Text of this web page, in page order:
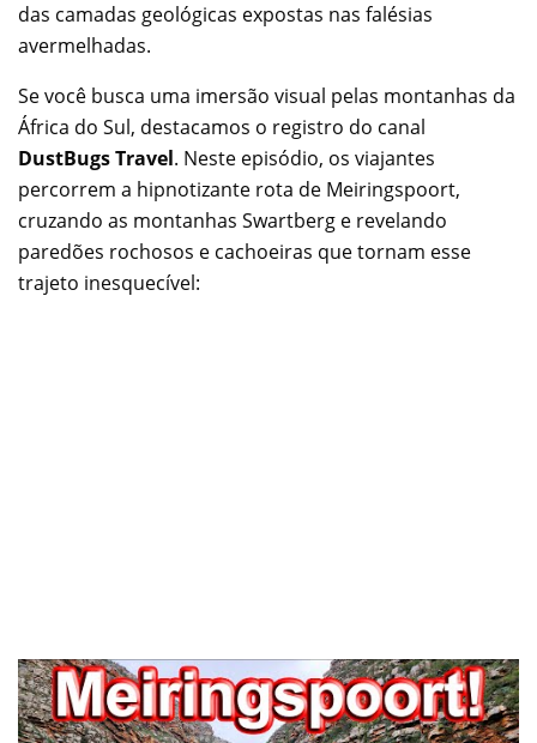
das camadas geológicas expostas nas falésias
avermelhadas.
Se você busca uma imersão visual pelas montanhas da
África do Sul, destacamos o registro do canal
DustBugs Travel. Neste episódio, os viajantes
percorrem a hipnotizante rota de Meiringspoort,
cruzando as montanhas Swartberg e revelando
paredões rochosos e cachoeiras que tornam esse
trajeto inesquecível: